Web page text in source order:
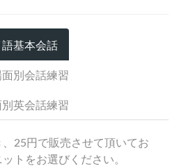
語基本会話
面別会話練習
別英会話練習
25円で販売させて頂いてお
トをお選びください。